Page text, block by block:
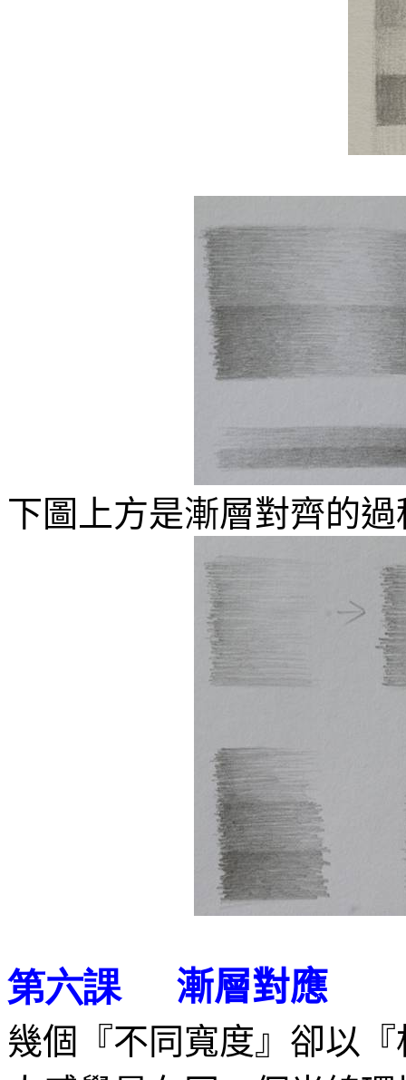
下圖上方是漸層對齊的
第六課 漸層對應
幾個『不同寬度』卻以